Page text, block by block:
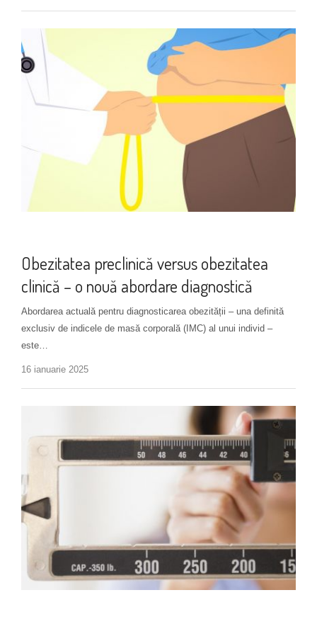
Obezitatea preclinică versus obezitatea
clinică – o nouă abordare diagnostică
Abordarea actuală pentru diagnosticarea obezității – una definită
exclusiv de indicele de masă corporală (IMC) al unui individ –
este…
16 ianuarie 2025